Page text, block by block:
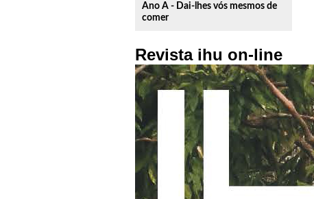
Ano A - Dai-lhes vós mesmos de
comer
Revista ihu on-line